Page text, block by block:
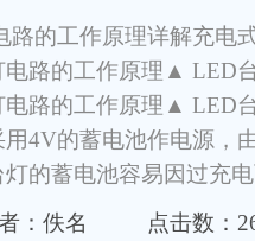
路的工作原理详解充电
路的工作原理▲ LED
路的工作原理▲ LED
4V的蓄电池作电源，
的蓄电池容易因过充
：佚名 点击数：